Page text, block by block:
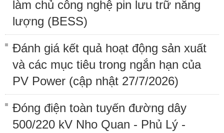
làm chủ công nghệ pin lưu trữ năng
lượng (BESS)
Đánh giá kết quả hoạt động sản xuất
và các mục tiêu trong ngắn hạn của
PV Power (cập nhật 27/7/2026)
Đóng điện toàn tuyến đường dây
500/220 kV Nho Quan - Phủ Lý -